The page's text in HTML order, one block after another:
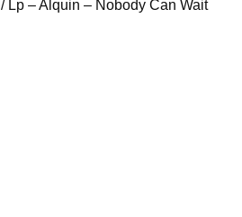
/ Lp – Alquin – Nobody Can Wait